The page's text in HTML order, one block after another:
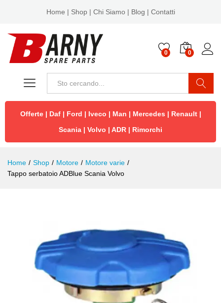
Home | Shop| Chi Siamo| Blog | Contatti
0 0
Offerte| Daf| Ford | Iveco | Man | Mercedes | Renault|
Scania | Volvo | ADR | Rimorchi
Home / Shop / Motore / Motore varie /
Tappo serbatoio ADBlue Scania Volvo